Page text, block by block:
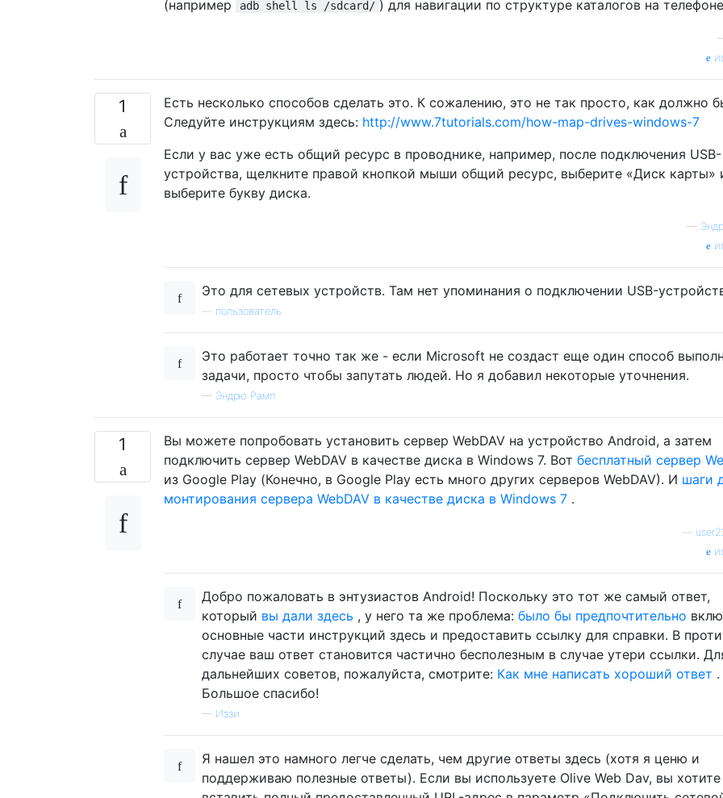
(например adb shell ls /sdcard/ ) для навигации по структуре каталогов на
1
Есть несколько способов сделать это. К сожалению, это не так просто, как должно
Следуйте инструкциям здесь: http://www.7tutorials.com/how-map-drives-windows-7
Если у вас уже есть общий ресурс в проводнике, например, после подключения USB-
устройства, щелкните правой кнопкой мыши общий ресурс, выберите «Диск карты»
выберите букву диска.
—
Это для сетевых устройств. Там нет упоминания о подключении USB-
пользователь
Это работает точно так же - если Microsoft не создаст еще один способ
задачи, просто чтобы запутать людей. Но я добавил некоторые уточнения.
— Эндрю Рамп
1
Вы можете попробовать установить сервер WebDAV на устройство Android, а затем
подключить сервер WebDAV в качестве диска в Windows 7. Вот бесплатный сервер
из Google Play (Конечно, в Google Play есть много других серверов WebDAV). И шаги
монтирования сервера WebDAV в качестве диска в Windows 7 .
Добро пожаловать в энтузиастов Android! Поскольку это тот же самый ответ,
который вы дали здесь , у него та же проблема: было бы предпочтительно
основные части инструкций здесь и предоставить ссылку для справки. В
случае ваш ответ становится частично бесполезным в случае утери ссылки.
дальнейших советов, пожалуйста, смотрите: Как мне написать хороший ответ .
Большое спасибо!
— Иззи
Я нашел это намного легче сделать, чем другие ответы здесь (хотя я ценю и
поддерживаю полезные ответы). Если вы используете Olive Web Dav, вы хотите